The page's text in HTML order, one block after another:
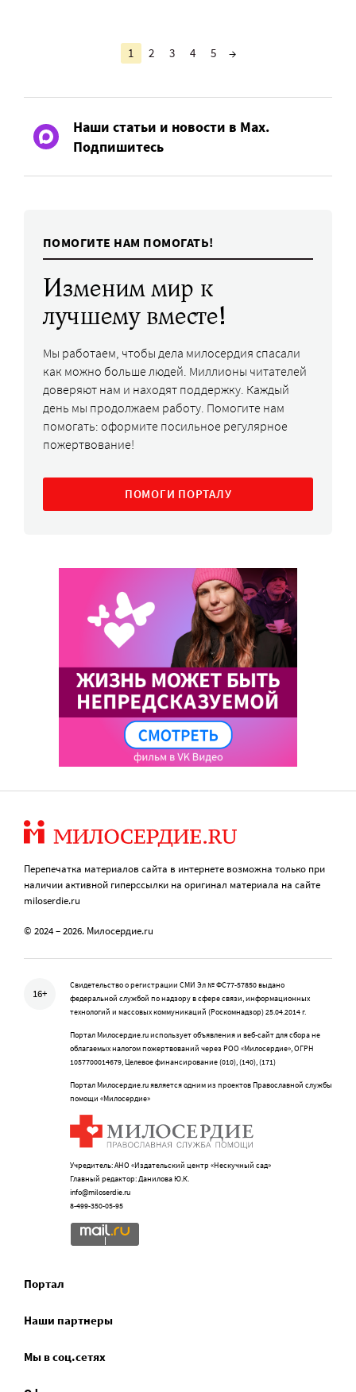
1 2 3 4 5 →
Наши статьи и новости в Max.
Подпишитесь
ПОМОГИТЕ НАМ ПОМОГАТЬ!
Изменим мир к
лучшему вместе!
Мы работаем, чтобы дела милосердия спасали
как можно больше людей. Миллионы читателей
доверяют нам и находят поддержку. Каждый
день мы продолжаем работу. Помогите нам
помогать: оформите посильное регулярное
пожертвование!
ПОМОГИ ПОРТАЛУ
Перепечатка материалов сайта в интернете возможна только при
наличии активной гиперссылки на оригинал материала на сайте
miloserdie.ru
© 2024 – 2026. Милосердие.ru
16+
Свидетельство о регистрации СМИ Эл № ФС77-57850 выдано
федеральной службой по надзору в сфере связи, информационных
технологий и массовых коммуникаций (Роскомнадзор) 25.04.2014 г.
Портал Милосердие.ru использует объявления и веб-сайт для сбора не
облагаемых налогом пожертвований через РОО «Милосердие», ОГРН
1057700014679, Целевое финансирование (010), (140), (171)
Портал Милосердие.ru является одним из проектов Православной службы
помощи «Милосердие»
Учредитель: АНО «Издательский центр «Нескучный сад»
Главный редактор: Данилова Ю.К.
info@miloserdie.ru
8-499-350-05-95
Портал
Наши партнеры
Мы в соц.сетях